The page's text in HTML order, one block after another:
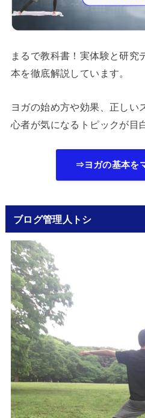
まるで教科書！実体験と研究
本を徹底解説しています。
ヨガの始め方や効果、正しい
心者が気になるトピックが目
⇒ヨガの基本を
ブログ管理人トシ